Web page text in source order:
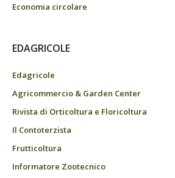
Economia circolare
EDAGRICOLE
Edagricole
Agricommercio & Garden Center
Rivista di Orticoltura e Floricoltura
Il Contoterzista
Frutticoltura
Informatore Zootecnico